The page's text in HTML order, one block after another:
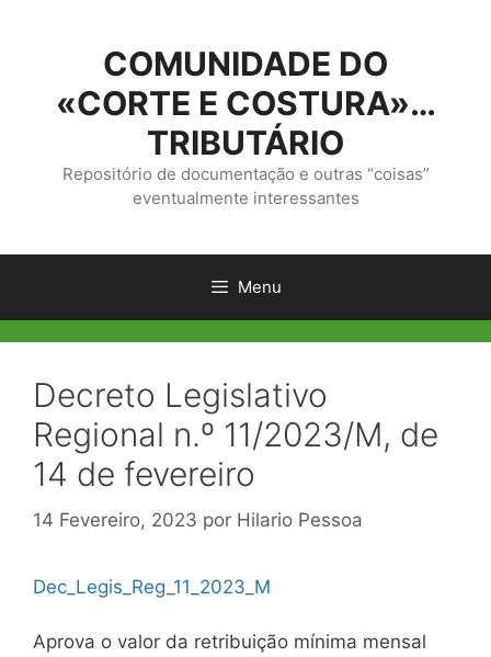
conteúdo
COMUNIDADE DO
«CORTE E COSTURA»…
TRIBUTÁRIO
Repositório de documentação e outras “coisas”
eventualmente interessantes
Menu
Decreto Legislativo
Regional n.º 11/2023/M, de
14 de fevereiro
14 Fevereiro, 2023 por Hilario Pessoa
Dec_Legis_Reg_11_2023_M
Aprova o valor da retribuição mínima mensal